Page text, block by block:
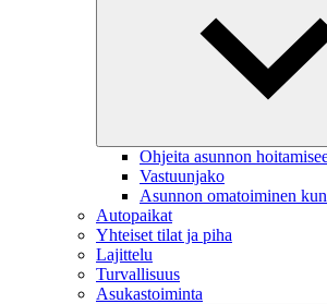
Ohjeita asunnon
Vastuunjako
Asunnon omatoiminen
Autopaikat
Yhteiset tilat ja piha
Lajittelu
Turvallisuus
Asukastoiminta